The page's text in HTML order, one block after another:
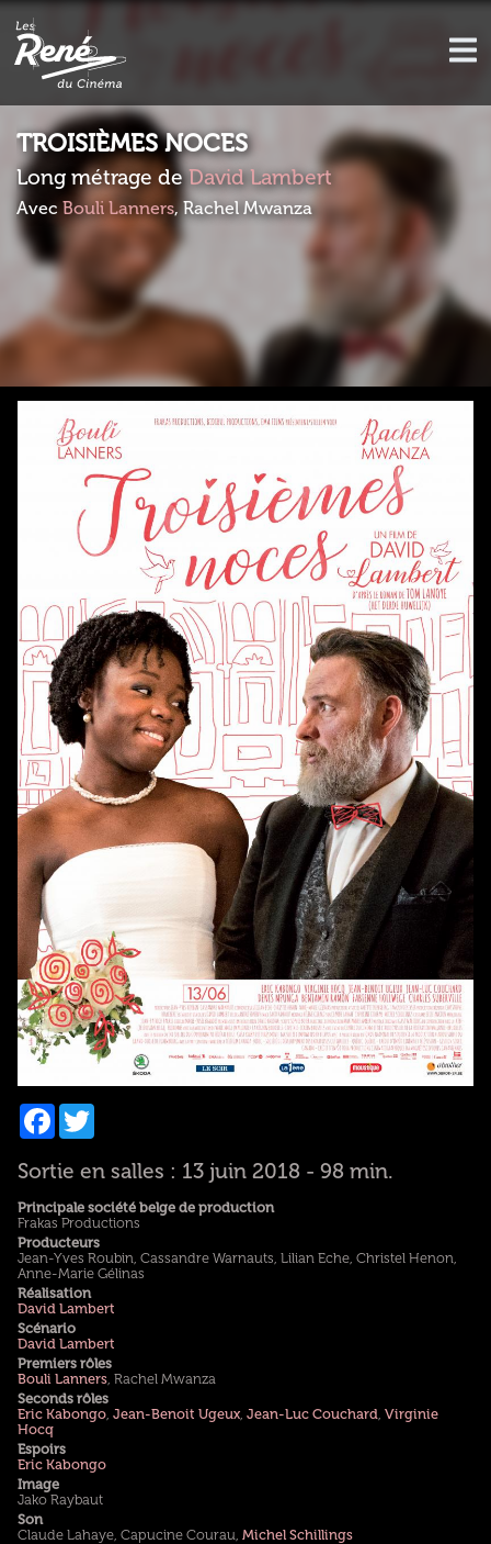
TROISIÈMES NOCES
Long métrage deDavid Lambert
Avec Bouli Lanners, Rachel Mwanza
Facebook
Twitter
Sortie en salles : 13 juin 2018 - 98 min.
Principale société belge de production
Frakas Productions
Producteurs
Jean-Yves Roubin, Cassandre Warnauts, Lilian Eche, Christel Henon,
Anne-Marie Gélinas
Réalisation
David Lambert
Scénario
David Lambert
Premiers rôles
Bouli Lanners, Rachel Mwanza
Seconds rôles
Eric Kabongo, Jean-Benoit Ugeux, Jean-Luc Couchard Virginie
Hocq
Espoirs
Eric Kabongo
Image
Jako Raybaut
Son
Claude Lahaye, Capucine Courau, Michel Schillings